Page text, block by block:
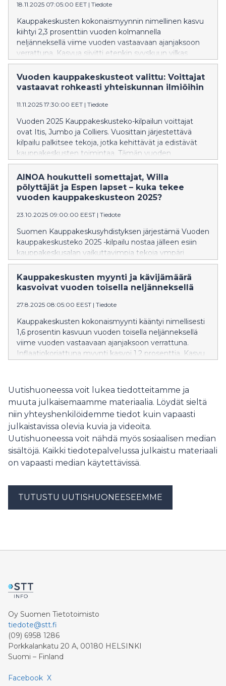
myynti kasvoi jälleen pääkaupunkiseudun
kauppakeskuksissa, joissa tammi-maaliskuun
kokonaismyynti oli 4,2 prosenttia viime vuotta
korkeampi.
18.11.2025 07:05:00 EET | Tiedote
Kauppakeskusten kokonaismyynnin nimellinen kasvu
kiihtyi 2,3 prosenttiin vuoden kolmannella
neljänneksellä viime vuoden vastaavaan ajanjaksoon
verrattuna. Kasvua siivitti etenkin syyskuun vilkas
myynti, joka ylitti viime vuoden tason 3,4 prosentilla. 12
kuukauden rullaavalla tarkastelujaksolla
kokonaismyynnin nimellinen vuosikasvu oli 1,1
vuosineljänneksen kokonaismyynti oli 1,9 prosenttia
viime vuotta korkeampi, ja 12 kuukauden rullaavalla
tarkastelujaksolla myynnin vuosimuutos oli 0,6
prosenttia.
Vuoden kauppakeskusteot valittu: Voittajat
vastaavat rohkeasti yhteiskunnan ilmiöihin
11.11.2025 17:30:00 EET | Tiedote
Vuoden 2025 Kauppakeskusteko-kilpailun voittajat
ovat Itis, Jumbo ja Colliers. Vuosittain järjestettävä
kilpailu palkitsee tekoja, jotka kehittävät ja edistävät
kauppakeskusten toimintaa. Tämän vuoden
voittajateot ja kunniamaininnat osoittavat, kuinka
kauppakeskukset uudistuvat, vastaavat asiakkaiden
muuttuviin tarpeisiin ja nostavat esiin yhteiskunnallisia
aiheita.
AINOA houkutteli somettajat, Willa
pölyttäjät ja Espen lapset – kuka tekee
vuoden kauppakeskusteon 2025?
23.10.2025 09:00:00 EEST | Tiedote
Suomen Kauppakeskusyhdistyksen järjestämä Vuoden
kauppakeskusteko 2025 -kilpailu nostaa jälleen esiin
kauppakeskusalan vaikuttavimpia tekoja ympäri
Suomen. Kilpailuun osallistui tänä vuonna 21 tekoa
neljässä eri kategoriassa. Monia niitä yhdistää se, että
ne ovat helposti monistettavia ja toteutettavissa
Kauppakeskusten myynti ja kävijämäärä
kasvoivat vuoden toisella neljänneksellä
27.8.2025 08:05:00 EEST | Tiedote
Kauppakeskusten kokonaismyynti kääntyi nimellisesti
1,6 prosentin kasvuun vuoden toisella neljänneksellä
viime vuoden vastaavaan ajanjaksoon verrattuna.
Inflaatiokorjattuna myynti kasvoi 1,2 prosenttia. Kasvu
vastaavien kuukausien tason. Myynti kasvoi eniten, 2,1
prosenttia, pääkaupunkiseudun kauppakeskuksissa,
kun taas muualla Suomessa myynnin muutos jäi alle
prosenttiin. Koko ensimmäisen vuosipuoliskon
kokonaismyynti oli 0,4 prosenttia edellistä vuotta
korkeampi.
Uutishuoneessa voit lukea tiedotteitamme ja
muuta julkaisemaamme materiaalia. Löydät sieltä
niin yhteyshenkilöidemme tiedot kuin vapaasti
julkaistavissa olevia kuvia ja videoita.
Uutishuoneessa voit nähdä myös sosiaalisen median
sisältöjä. Kaikki tiedotepalvelussa julkaistu materiaali
on vapaasti median käytettävissä.
TUTUSTU UUTISHUONEESEEMME
Oy Suomen Tietotoimisto
tiedote@stt.fi
(09) 6958 1286
Porkkalankatu 20 A, 00180 HELSINKI
Suomi – Finland
Facebook X